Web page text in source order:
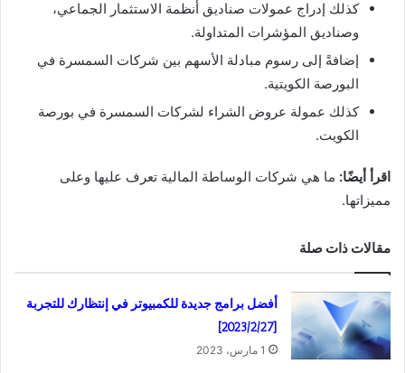
كذلك إدراج عمولات صناديق أنظمة الاستثمار الجماعي،
وصناديق المؤشرات المتداولة.
إضافةً إلى رسوم مبادلة الأسهم بين شركات السمسرة في
البورصة الكويتية.
كذلك عمولة عروض الشراء لشركات السمسرة في بورصة
الكويت.
اقرأ أيضًا: ما هي شركات الوساطة المالية تعرف عليها وعلى
مميزاتها.
مقالات ذات صلة
أفضل برامج جديدة للكمبيوتر في إنتظارك للتجربة
[2023/2/27]
1 مارس، 2023